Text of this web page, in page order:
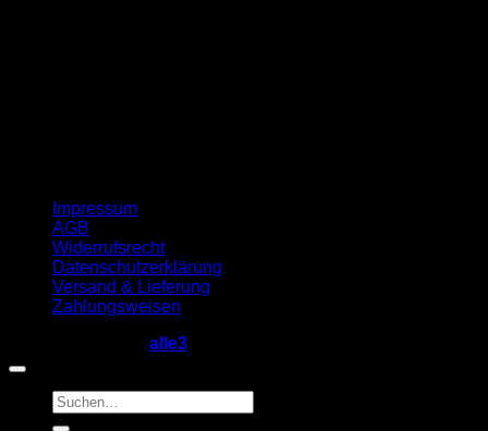
Impressum
AGB
Widerrufsrecht
Datenschutzerklärung
Versand & Lieferung
Zahlungsweisen
alle3
Suche
nach: